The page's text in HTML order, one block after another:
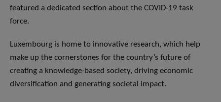
featured a dedicated section about the COVID-19 task
force.
Luxembourg is home to innovative research, which help
make up the cornerstones for the country’s future of
creating a knowledge-based society, driving economic
diversification and generating societal impact.